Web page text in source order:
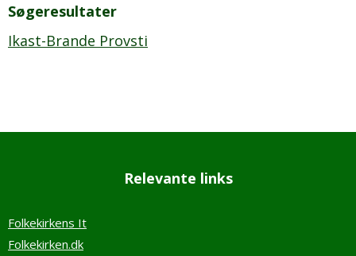
Søgeresultater
Ikast-Brande Provsti
Relevante links
Folkekirkens It
Folkekirken.dk